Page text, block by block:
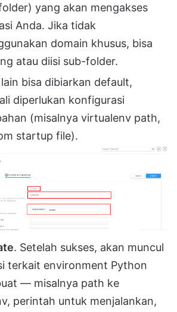
yang akan mengakses
Anda. Jika tidak
domain khusus, bisa
atau diisi sub-folder.
bisa dibiarkan default,
diperlukan konfigurasi
(misalnya virtualenv path,
startup file).
. Setelah sukses, akan muncul
terkait environment Python
— misalnya path ke
perintah untuk menjalankan,